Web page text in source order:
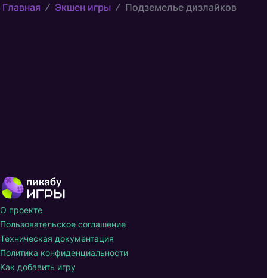
Главная Экшен игры Подземелье дизлайков
О проекте
Пользовательское соглашение
Техническая документация
Политика конфиденциальности
Как добавить игру